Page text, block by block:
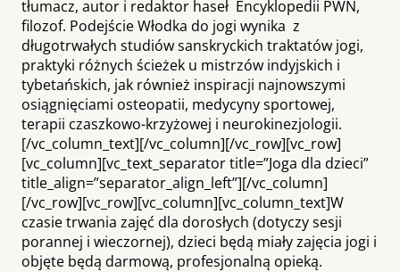
tłumacz, autor i redaktor haseł Encyklopedii PWN,
filozof. Podejście Włodka do jogi wynika z
długotrwałych studiów sanskryckich traktatów jogi,
praktyki różnych ścieżek u mistrzów indyjskich i
tybetańskich, jak również inspiracji najnowszymi
osiągnięciami osteopatii, medycyny sportowej,
terapii czaszkowo-krzyżowej i neurokinezjologii.
[/vc_column_text][/vc_column][/vc_row][vc_row]
[vc_column][vc_text_separator title=”Joga dla dzieci”
title_align=”separator_align_left”][/vc_column]
[/vc_row][vc_row][vc_column][vc_column_text]W
czasie trwania zajęć dla dorosłych (dotyczy sesji
porannej i wieczornej), dzieci będą miały zajęcia jogi i
objęte będą darmową, profesjonalną opieką.